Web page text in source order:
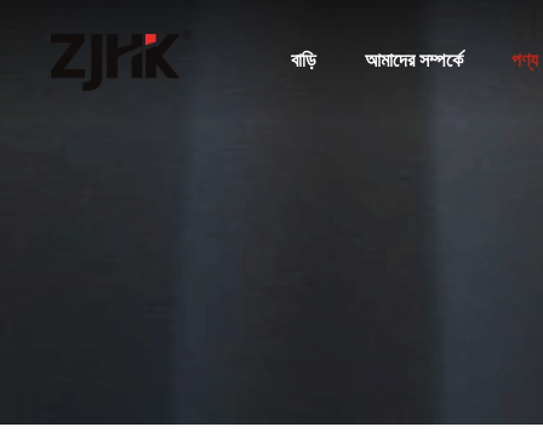
বাড়ি আমাদের সম্পর্কে পণ্য